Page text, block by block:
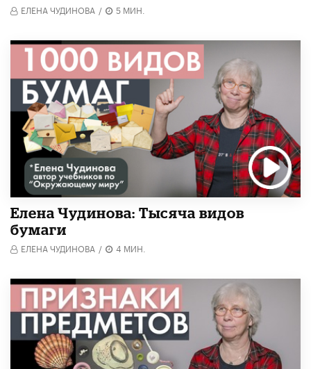
ЕЛЕНА ЧУДИНОВА / 5 МИН.
Елена Чудинова: Тысяча видов
бумаги
ЕЛЕНА ЧУДИНОВА / 4 МИН.